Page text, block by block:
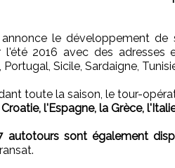
le développement de
l'été 2016 avec des adresses
Portugal, Sicile, Sardaigne,
toute la saison, le tour-
l'Espagne, la Grèce,
autotours sont également